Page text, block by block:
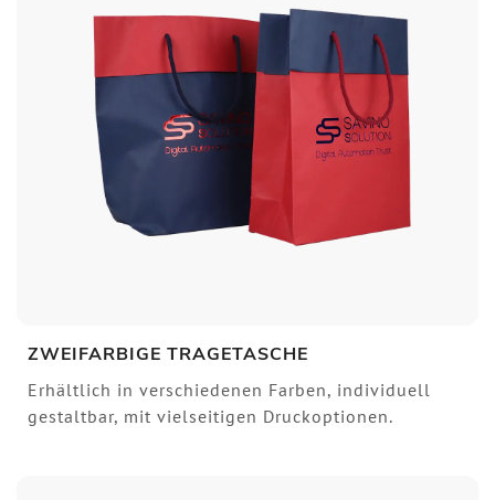
ZWEIFARBIGE TRAGETASCHE
Erhältlich in verschiedenen Farben, individuell
gestaltbar, mit vielseitigen Druckoptionen.